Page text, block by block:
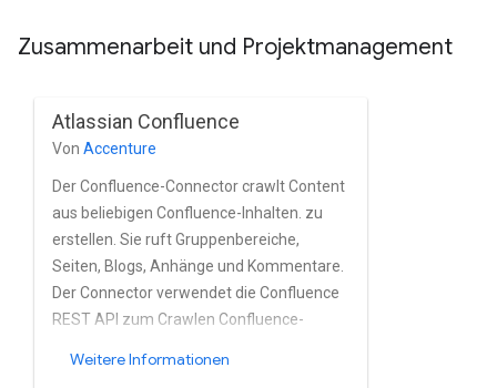
Gitlab zum Abrufen des Gitlab-Inhalts
Zusammenarbeit und Projektmanagement
Atlassian Confluence
Von Accenture
Der Confluence-Connector crawlt Content
aus beliebigen Confluence-Inhalten. zu
erstellen. Sie ruft Gruppenbereiche,
Seiten, Blogs, Anhänge und Kommentare.
Der Connector verwendet die Confluence
REST API zum Crawlen Confluence-
Weitere Informationen